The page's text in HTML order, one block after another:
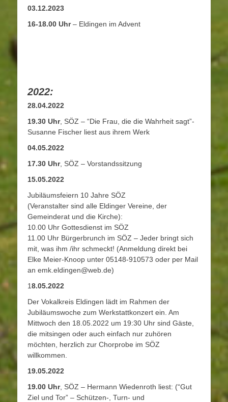
03.12.2023
16-18.00 Uhr– Eldingen im Advent
2022:
28.04.2022
19.30 Uhr, SÖZ – “Die Frau, die die Wahrheit sagt”-
Susanne Fischer liest aus ihrem Werk
04.05.2022
17.30 Uhr, SÖZ – Vorstandssitzung
15.05.2022
Jubiläumsfeiern 10 Jahre SÖZ
(Veranstalter sind alle Eldinger Vereine, der
Gemeinderat und die Kirche):
10.00 Uhr Gottesdienst im SÖZ
11.00 Uhr Bürgerbrunch im SÖZ – Jeder bringt sich
mit, was ihm /ihr schmeckt! (Anmeldung direkt bei
Elke Meier-Knoop unter 05148-910573 oder per Mail
an emk.eldingen@web.de)
18.05.2022
Der Vokalkreis Eldingen lädt im Rahmen der
Jubiläumswoche zum Werkstattkonzert ein. Am
Mittwoch den 18.05.2022 um 19:30 Uhr sind Gäste,
die mitsingen oder auch einfach nur zuhören
möchten, herzlich zur Chorprobe im SÖZ
willkommen.
19.05.2022
19.00 Uhr, SÖZ – Hermann Wiedenroth liest: (“Gut
Ziel und Tor” – Schützen-, Turn- und